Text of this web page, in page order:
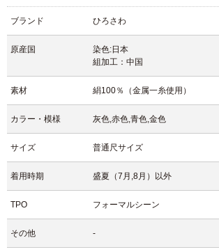
ブランド ひろさわ
原産国
染色:日本
組加工：中国
素材 絹100％（金属一糸使用）
カラー・模様 灰色,赤色,青色,金色
サイズ 普通尺サイズ
着用時期 盛夏（7月,8月）以外
TPO フォーマルシーン
その他 -